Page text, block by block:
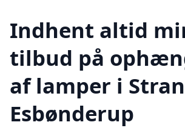
Indhent altid
tilbud på
af lamper i
Esbønderup